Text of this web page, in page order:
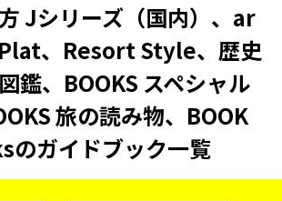
Jシリーズ（国内）、ar
、Resort Style、歴史
鑑、BOOKS スペシャル
旅の読み物、BOOK
のガイドブック一覧